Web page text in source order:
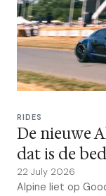
RIDES
De nieuwe
dat is de
22 July 2026
Alpine liet op